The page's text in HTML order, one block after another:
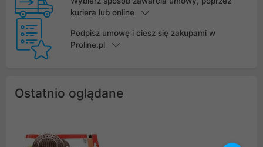
kuriera lub online
Podpisz umowę i ciesz się zakupami w
Proline.pl
Ostatnio oglądane